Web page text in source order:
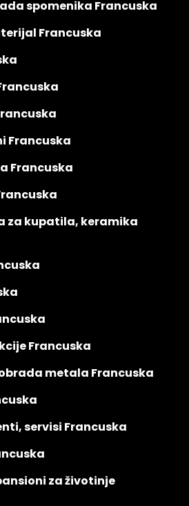
spomenika Francuska
Francuska
Francuska
Francuska
za kupatila, keramika
Francuska
metala Francuska
servisi Francuska
za životinje